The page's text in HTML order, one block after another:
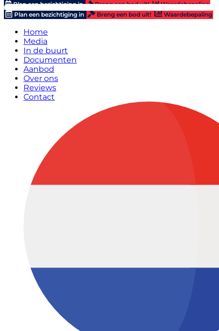
Plan een bezichtiging in Breng een bod uit!
Waardebepaling
Plan een bezichtiging in
Breng een bod uit! Waardebepaling
Home
Media
In de buurt
Documenten
Aanbod
Over ons
Reviews
Contact